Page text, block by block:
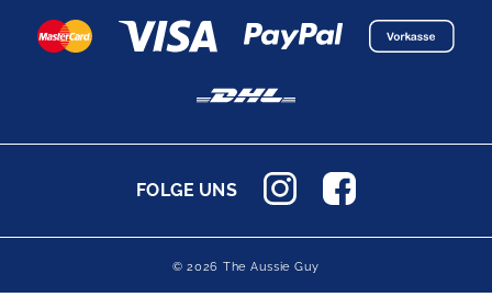
FOLGE UNS
© 2026 The Aussie Guy